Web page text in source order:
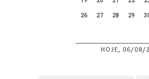
26 27 28 29
HOJE, 06/08/